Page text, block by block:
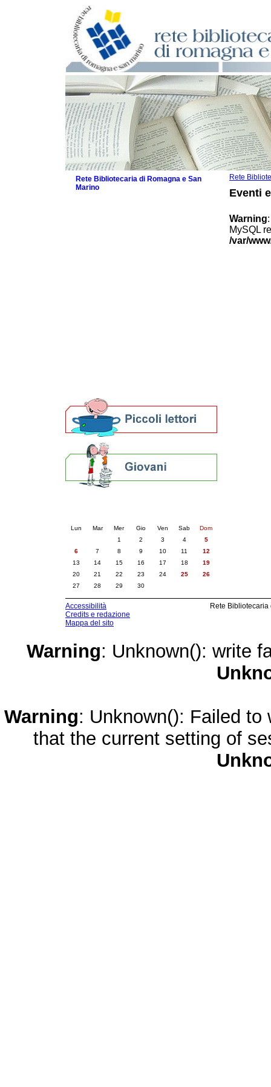
Rete
Eventi
Warning
MySQL
/var/
Rete Bibliotecaria di Romagna e San
Marino
Lun Mar Mer Gio Ven Sab
Dom
1
2 3 4
5
6
7 8 9 10 11
12
13
14 15 16 17 18
19
20
21 22 23 24 25
26
27
28 29 30
Accessibilità
Credits e redazione
Mappa del sito
Rete
Warning: Unknown(): write
Warning: Unknown(): Failed
that the current setting of